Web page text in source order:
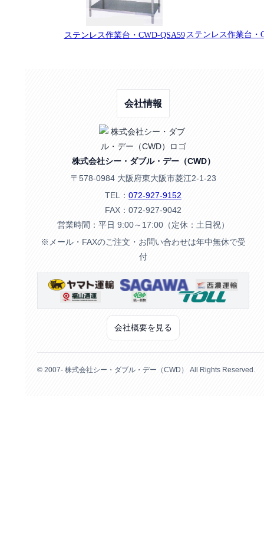
ステンレス作業台・CWD-QSA59 ステンレス作業台
会社情報
株式会社シー・ダブル・デー（CWD）
〒578-0984 大阪府東大阪市菱江2-1-23
TEL： 072-927-9152
FAX：072-927-9042
営業時間：平日 9:00～17:00（定休：土日祝）
※メール・FAXのご注文・お問い合わせは年中無休で受
付
会社概要を見る
© 2007- 株式会社シー・ダブル・デー（CWD） All Rights Reserved.